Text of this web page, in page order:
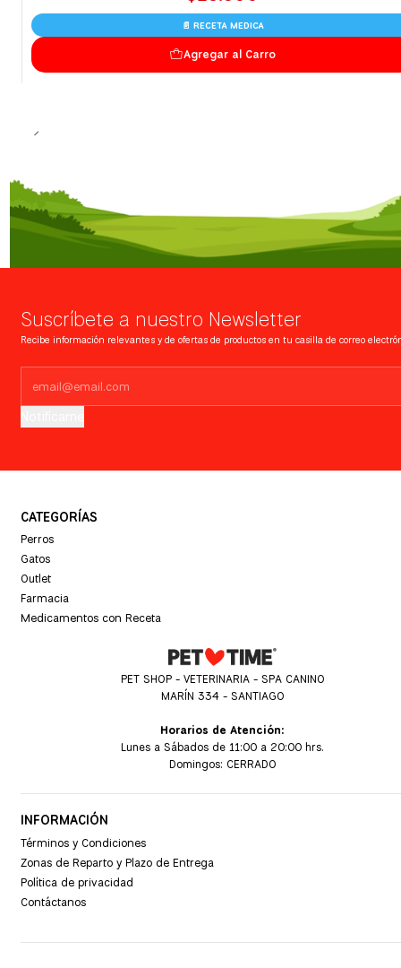
📄 RECETA MEDICA
Agregar al Carro
Suscríbete a nuestro Newsletter
Recibe información relevantes y de ofertas de productos en tu casilla de correo
CATEGORÍAS
Perros
Gatos
Outlet
Farmacia
Medicamentos con Receta
PET SHOP - VETERINARIA - SPA CANINO
MARÍN 334 - SANTIAGO
Horarios de Atención:
Lunes a Sábados de 11:00 a 20:00 hrs.
Domingos: CERRADO
INFORMACIÓN
Términos y Condiciones
Zonas de Reparto y Plazo de Entrega
Política de privacidad
Contáctanos